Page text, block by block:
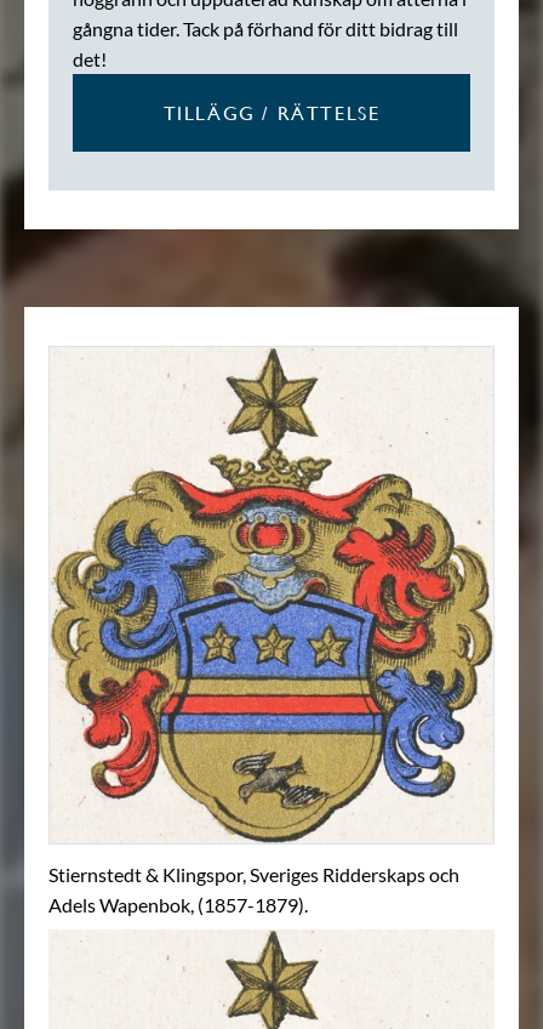
gångna tider. Tack på förhand för ditt bidrag till
det!
TILLÄGG / RÄTTELSE
Stiernstedt & Klingspor, Sveriges Ridderskaps och
Adels Wapenbok, (1857-1879).